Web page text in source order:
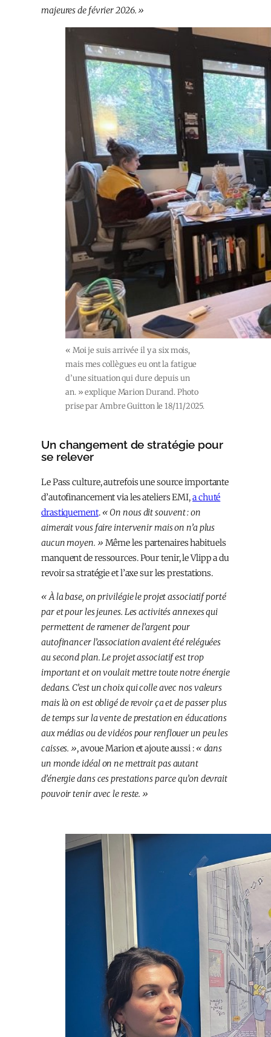
majeures de février 2026. »
« Moi je suis arrivée il y a six mois,
mais mes collègues eu ont la fatigue
d’une situation qui dure depuis un
an. » explique Marion Durand. Photo
prise par Ambre Guitton le 18/11/2025.
Un changement de stratégie pour
se relever
Le Pass culture, autrefois une source importante
d’autofinancement via les ateliers EMI,a chuté
drastiquement.« On nous dit souvent : on
aimerait vous faire intervenir mais on n’a plus
aucun moyen. » Même les partenaires habituels
manquent de ressources. Pour tenir, le Vlipp a du
revoir sa stratégie et l’axe sur les prestations.
« À la base, on privilégie le projet associatif porté
par et pour les jeunes. Les activités annexes qui
permettent de ramener de l’argent pour
autofinancer l’association avaient été reléguées
au second plan. Le projet associatif est trop
important et on voulait mettre toute notre énergie
dedans. C’est un choix qui colle avec nos valeurs
mais là on est obligé de revoir ça et de passer plus
de temps sur la vente de prestation en éducations
aux médias ou de vidéos pour renflouer un peu les
caisses. », avoue Marion et ajoute aussi :« dans
un monde idéal on ne mettrait pas autant
d’énergie dans ces prestations parce qu’on devrait
pouvoir tenir avec le reste. »